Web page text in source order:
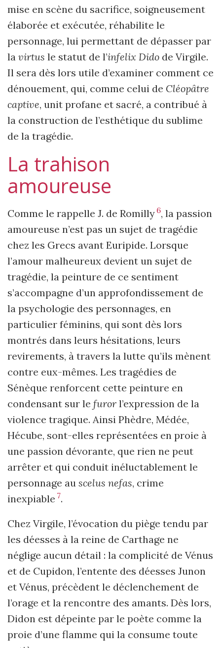
mise en scène du sacrifice, soigneusement
élaborée et exécutée, réhabilite le
personnage, lui permettant de dépasser par
la virtus le statut de l’infelix Dido de Virgile.
Il sera dès lors utile d’examiner comment ce
dénouement, qui, comme celui de Cléopâtre
captive, unit profane et sacré, a contribué à
la construction de l’esthétique du sublime
de la tragédie.
La trahison
amoureuse
Comme le rappelle J. de Romilly 6, la passion
amoureuse n’est pas un sujet de tragédie
chez les Grecs avant Euripide. Lorsque
l’amour malheureux devient un sujet de
tragédie, la peinture de ce sentiment
s’accompagne d’un approfon­dissement de
la psychologie des personnages, en
particulier féminins, qui sont dès lors
montrés dans leurs hésitations, leurs
revirements, à travers la lutte qu’ils mènent
contre eux-mêmes. Les tragédies de
Sénèque renforcent cette peinture en
condensant sur le furor l’expression de la
violence tragique. Ainsi Phèdre, Médée,
Hécube, sont-elles représentées en proie à
une passion dévorante, que rien ne peut
arrêter et qui conduit inéluctablement le
personnage au scelus nefas, crime
inexpiable 7.
Chez Virgile, l’évocation du piège tendu par
les déesses à la reine de Carthage ne
néglige aucun détail : la complicité de Vénus
et de Cupidon, l’entente des déesses Junon
et Vénus, précèdent le déclenchement de
l’orage et la rencontre des amants. Dès lors,
Didon est dépeinte par le poète comme la
proie d’une flamme qui la consume toute